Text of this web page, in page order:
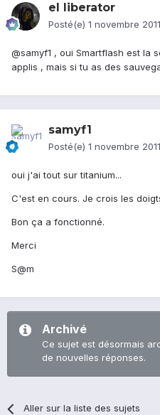
el liberator
Posté(e) 1 novembre 2011
@samyf1 , oui Smartflash est la
applis , mais si tu as des
samyf1
Posté(e) 1 novembre 2011
oui j'ai tout sur titanium...
C'est en cours. Je crois les
Bon ça a fonctionné.
Merci
S@m
Archivé
Ce sujet est désormais
de nouvelles réponses.
Aller sur la liste des sujets